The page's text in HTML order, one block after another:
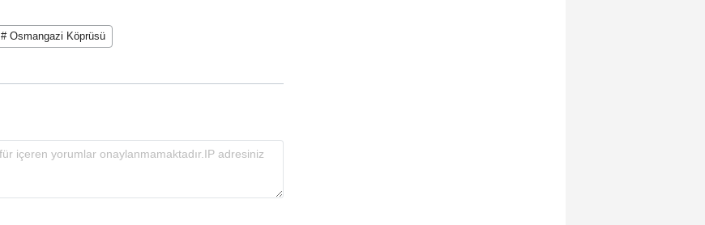
# Osmangazi Köprüsü